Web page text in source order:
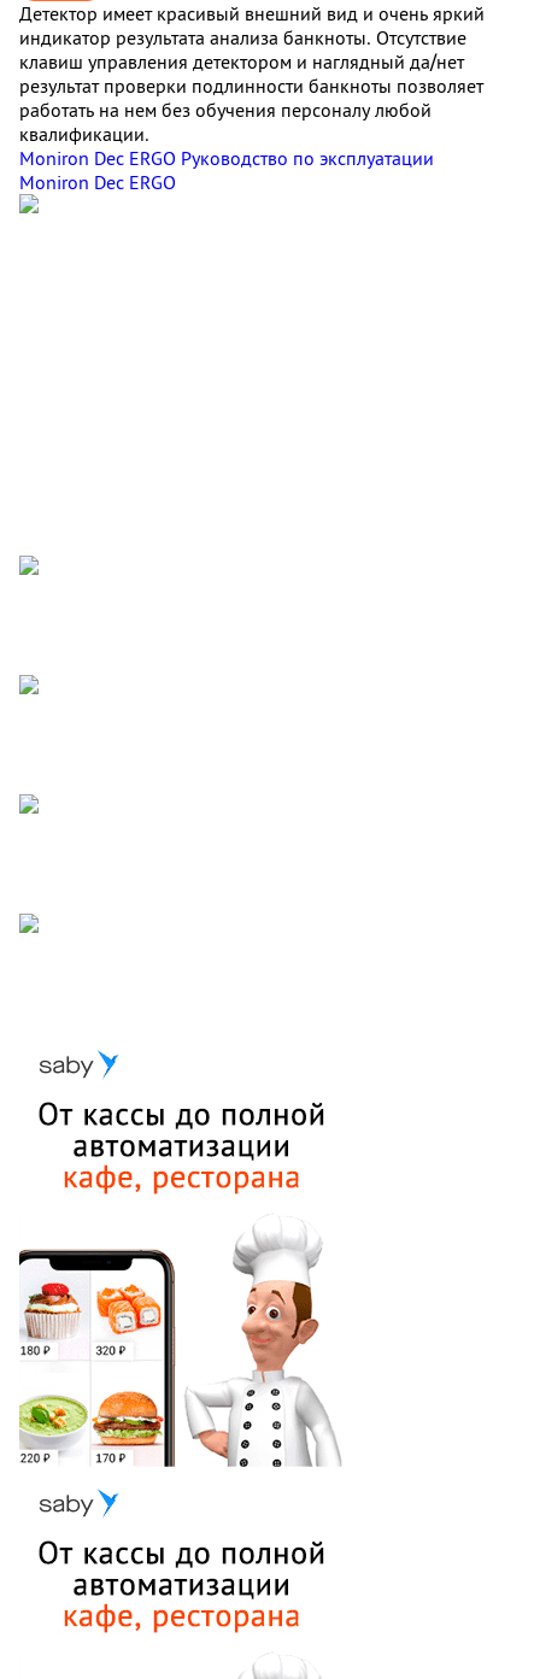
Детектор имеет красивый внешний вид и очень яркий
индикатор результата анализа банкноты. Отсутствие
клавиш управления детектором и наглядный да/нет
результат проверки подлинности банкноты позволяет
работать на нем без обучения персоналу любой
квалификации.
Moniron Dec ERGO Руководство по эксплуатации
Moniron Dec ERGO